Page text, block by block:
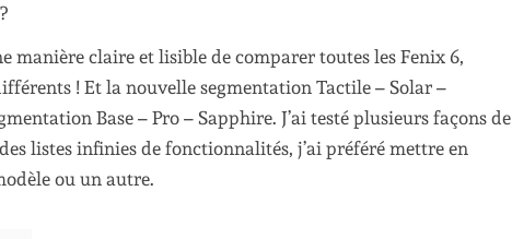
manière claire et lisible de comparer toutes les Fenix 6,
! Et la nouvelle segmentation Tactile – Solar –
Base – Pro – Sapphire. J’ai testé plusieurs façons de
listes infinies de fonctionnalités, j’ai préféré mettre en
ou un autre.